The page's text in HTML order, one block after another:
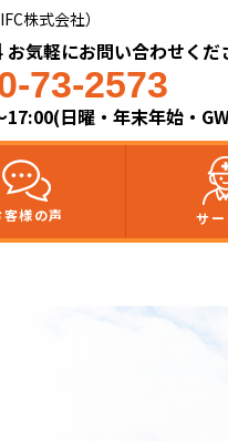
株式会社）​
お気軽にお問い合わせくだ
73-2573
17:00(日曜・年末年始・
客様の声 サ